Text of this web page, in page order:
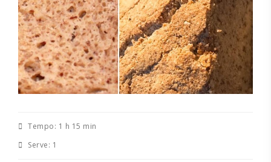
Tempo: 1 h 15 min
Serve: 1